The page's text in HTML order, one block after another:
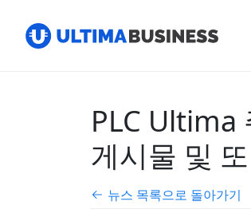
PLC Ultima
게시물 및
뉴스 목록으로 돌아가기